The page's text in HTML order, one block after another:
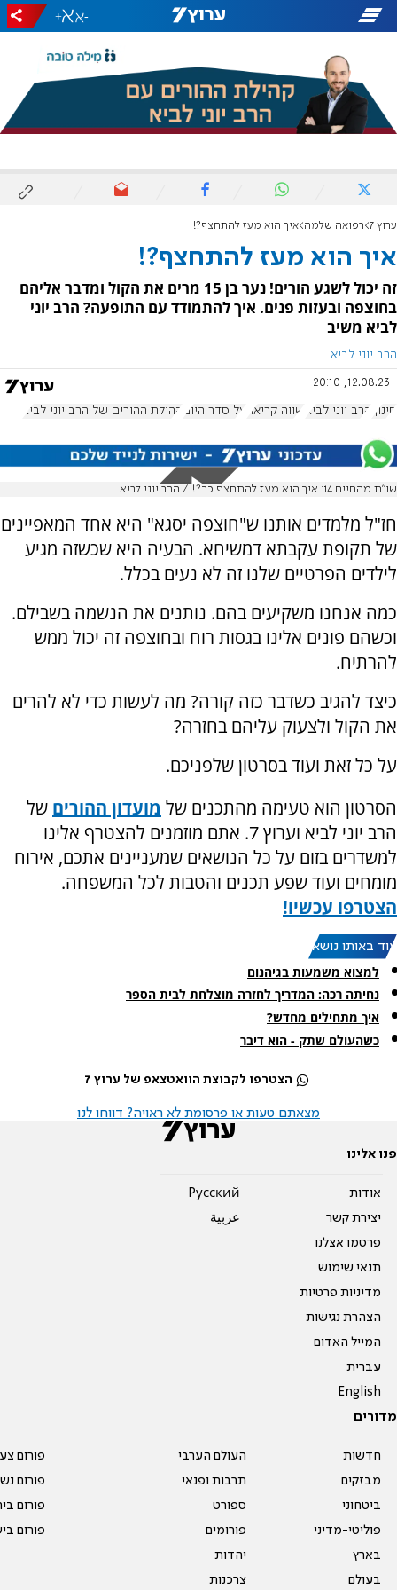
-
+
ערוץ 7 רפואה שלמה איך הוא מעז להתחצף?!
איך הוא מעז להתחצף?!
זה יכול לשגע הורים! נער בן 15 מרים את הקול ומדבר אליהם
בחוצפה ובעזות פנים. איך להתמודד עם התופעה? הרב יוני
לביא משיב
הרב יוני לביא
12.08.23, 20:10
חינוך הרב יוני לביא שווה קריאה על סדר היום קהילת ההורים של הרב יוני לביא
שו"ת מהחיים 14: איך הוא מעז להתחצף כך?! / הרב יוני לביא
חז"ל מלמדים אותנו ש"חוצפה יסגא" היא אחד המאפיינים
של תקופת עקבתא דמשיחא. הבעיה היא שכשזה מגיע
לילדים הפרטיים שלנו זה לא נעים בכלל.
כמה אנחנו משקיעים בהם. נותנים את הנשמה בשבילם.
וכשהם פונים אלינו בגסות רוח ובחוצפה זה יכול ממש
להרתיח.
כיצד להגיב כשדבר כזה קורה? מה לעשות כדי לא להרים
את הקול ולצעוק עליהם בחזרה?
על כל זאת ועוד בסרטון שלפניכם.
הסרטון הוא טעימה מהתכנים של מועדון ההורים של
הרב יוני לביא וערוץ 7. אתם מוזמנים להצטרף אלינו
למשדרים בזום על כל הנושאים שמעניינים אתכם, אירוח
מומחים ועוד שפע תכנים והטבות לכל המשפחה.
הצטרפו עכשיו!
עוד באותו נושא:
למצוא משמעות בגיהנום
נחיתה רכה: המדריך לחזרה מוצלחת לבית הספר
איך מתחילים מחדש?
כשהעולם שתק - הוא דיבר
הצטרפו לקבוצת הוואטצאפ של ערוץ 7
מצאתם טעות או פרסומת לא ראויה? דווחו לנו
פנו אלינו
אודות
יצירת קשר
פרסמו אצלנו
תנאי שימוש
מדיניות פרטיות
הצהרת נגישות
המייל האדום
עברית
English
Pусский
عربية
מדורים
חדשות
מבזקים
ביטחוני
פוליטי-מדיני
בארץ
בעולם
העולם הערבי
תרבות ופנאי
ספורט
פורומים
יהדות
צרכנות
פורום
פורום
פורום
פורום